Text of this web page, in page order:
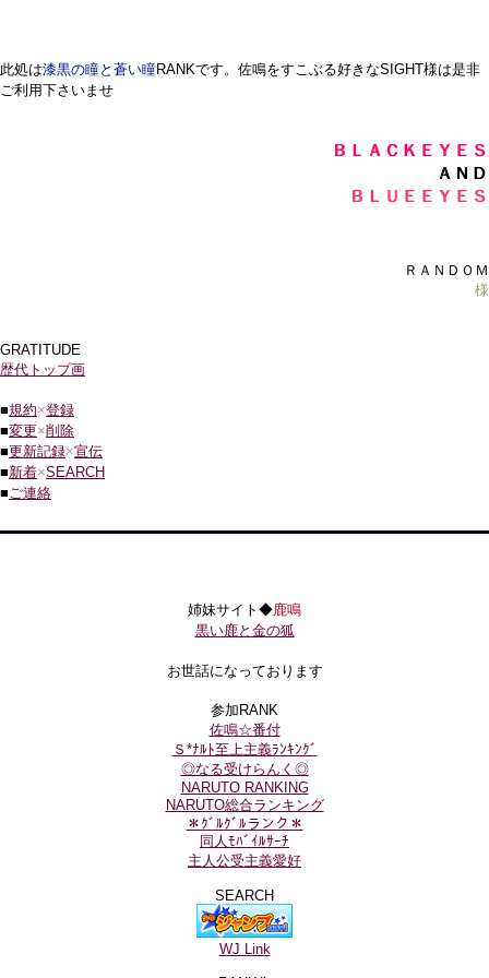
此処は漆黒の瞳と蒼い瞳RANKです。佐鳴をすこぶる好きなSIGHT様は是非
ご利用下さいませ
ＢＬＡＣＫＥＹＥＳ
ＢＬＡＣＫＥＹＥＳ
ＡＮＤ
ＡＮＤ
ＢＬＵＥＥＹＥＳ
ＢＬＵＥＥＹＥＳ
ＲＡＮＤＯＭ
様
GRATITUDE
歴代トップ画
■規約×登録
■変更×削除
■更新記録×宣伝
■新着×SEARCH
■ご連絡
姉妹サイト◆鹿鳴
黒い鹿と金の狐
お世話になっております
参加RANK
佐鳴☆番付
Ｓ*ﾅﾙﾄ至上主義ﾗﾝｷﾝｸﾞ
◎なる受けらんく◎
NARUTO RANKING
NARUTO総合ランキング
＊ｸﾞﾙｸﾞﾙランク＊
同人ﾓﾊﾞｲﾙｻｰﾁ
主人公受主義愛好
SEARCH
WJ Link